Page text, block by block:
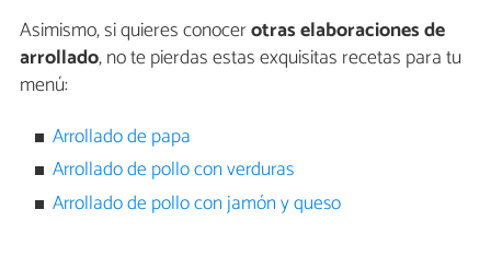
Asimismo, si quieres conocerotras elaboraciones de
arrollado, no te pierdas estas exquisitas recetas para tu
menú:
Arrollado de papa
Arrollado de pollo con verduras
Arrollado de pollo con jamón y queso